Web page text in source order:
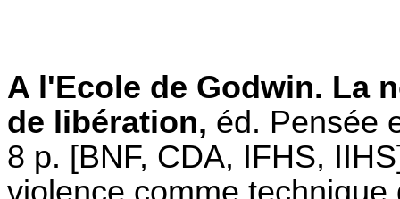
A l'Ecole de Godwin. La
de libération, éd. Pensée
8 p. [BNF, CDA, IFHS,
violence comme